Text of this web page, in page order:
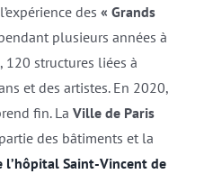
des « Grands
plusieurs années à
120 structures liées à
et des artistes. En 2020,
fin. La Ville de Paris
des bâtiments et la
l’hôpital Saint-Vincent de